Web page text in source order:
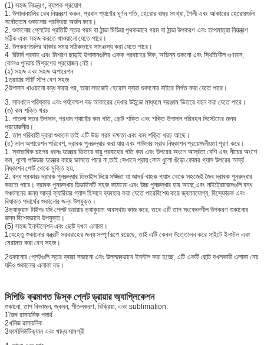
(1) সহজ নিয়ন্ত্রণ, ব্যাপক প্রয়োগ
1. উপাদানগুলির বেধ নিয়ন্ত্রণ করুন, প্রধান শ্যাফ্টের ঘূর্ণন গতি, হেরোর বাহুর সংখ্যা, শৈলী এবং আকারের হেরোরগুলি
সর্বোত্তম শুকানোর প্রক্রিয়া অর্জন করে।
2. শুকানোর প্লেটের প্রতিটি স্তর গরম বা ঠান্ডা মিডিয়া পৃথকভাবে গরম বা ঠান্ডা উপকরণ এবং তাপমাত্রা নিয়ন্ত্রণ
সঠিক এবং সহজ করতে খাওয়ানো যেতে পারে।
3. উপকরণগুলির থাকার সময় সঠিকভাবে সামঞ্জস্য করা যেতে পারে।
4. রিটার্ন প্রবাহ এবং মিশ্রণ ছাড়াই উপাদানগুলির একক প্রবাহের দিক, অভিন্ন শুকনো এবং স্থিতিশীল গুণমান,
কোনও পুনরায় মিশ্রণের প্রয়োজন নেই।
(২) সহজ এবং সহজ অপারেশন
1ড্রায়ার স্টার্ট স্টপ বেশ সহজ
2উপাদান খাওয়ানো বন্ধ করার পর, তারা সহজেই হেরোস দ্বারা শুকানোর বাইরে নির্গত করা যেতে পারে।
3. সাবধানে পরিষ্কার এবং পর্যবেক্ষণ বড় আকারের দেখার উইন্ডো মাধ্যমে সরঞ্জাম ভিতরে বহন করা যেতে পারে।
(৩) কম শক্তি খরচ
1. পাতলা স্তর উপাদান, প্রধান শ্যাফ্টের কম গতি, ছোট শক্তি এবং শক্তি উপাদান পরিবহন সিস্টেমের জন্য
প্রয়োজনীয়।
2. তাপ পরিবাহী দ্বারা শুকনো তাই এটি উচ্চ গরম দক্ষতা এবং কম শক্তি খরচ আছে।
(৪) ভাল অপারেশন পরিবেশ, দ্রাবক পুনরুদ্ধার করা যায় এবং পাউডার স্রাব নিষ্কাশন প্রয়োজনীয়তা পূরণ করে।
1. স্বাভাবিক চাপের ধরনঃ যন্ত্রের ভিতরে বায়ু প্রবাহের গতি কম এবং উপরের অংশে আর্দ্রতা বেশি এবং নীচের অংশে
কম, ধুলো পাউডার যন্ত্রের কাছে ভাসতে পারে না,তাই সেখানে প্রায় কোন ধুলো গুঁড়ো কোমর গ্যাস উপরের আর্দ্র
নিষ্কাশন পোর্ট থেকে মুক্তি হয়.
2. বন্ধ প্রকারঃ দ্রাবক পুনরুদ্ধার ডিভাইস দিয়ে সজ্জিত যা আর্দ্র-বাহক গ্যাস থেকে সহজেই জৈব দ্রাবক পুনরুদ্ধার
করতে পারে। দ্রাবক পুনরুদ্ধার ডিভাইসটি সহজ কাঠামো এবং উচ্চ পুনরুদ্ধার হার আছে,এবং নাইট্রোজেনগুলি বন্ধ
সঞ্চালনের জন্য আর্দ্র ক্যারিয়ার গ্যাস হিসাবে ব্যবহার করা যেতে পারেবিশেষ করে জ্বলনযোগ্য, বিস্ফোরক এবং
বিষাক্ত পদার্থের শুকানোর জন্য উপযুক্ত।
3ভ্যাকুয়াম টাইপঃ যদি প্লেট ড্রায়ার ভ্যাকুয়াম অবস্থায় কাজ করে, তবে এটি তাপ সংবেদনশীল উপকরণ শুকানোর
জন্য বিশেষভাবে উপযুক্ত।
(5) সহজ ইনস্টলেশন এবং ছোট দখল এলাকা।
1যেহেতু শুকানোর যন্ত্রটি সরবরাহের জন্য সম্পূর্ণরূপে রয়েছে, তাই এটি কেবল উত্তোলন করে সাইটে ইনস্টল এবং
মেরামত করা বেশ সহজ।
2শুকানোর প্লেটগুলি স্তর দ্বারা সাজানো এবং উল্লম্বভাবে ইনস্টল করা হচ্ছে, এটি একটি ছোট দখলকারী এলাকা নেয়
যদিও শুকানোর এলাকা বড়।
সিপিডি ক্রমাগত ডিস্ক প্লেট ড্রায়ার অ্যাপ্লিকেশন
শুকানো, তাপ বিভাজন, জ্বলন, শীতলকরণ, বিক্রিয়া, এবং sublimation:
1জৈব রাসায়নিক পদার্থ
2খনিজ রাসায়নিক
3ফার্মাসিউটিক্যাল এবং খাদ্য সামগ্রী